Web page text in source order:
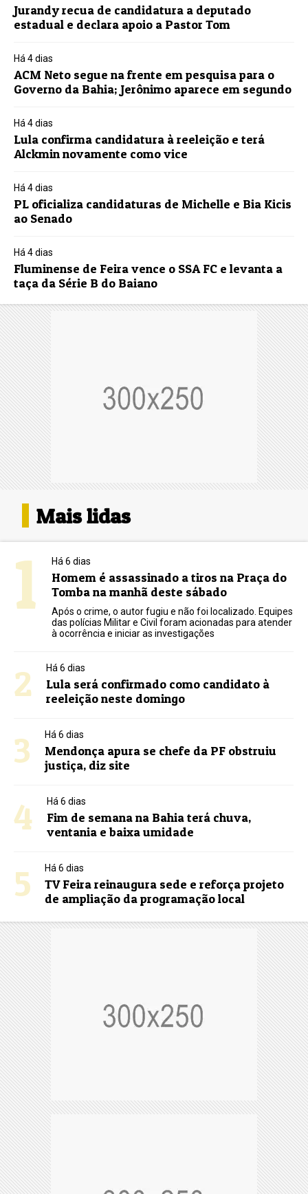
Jurandy recua de candidatura a deputado
estadual e declara apoio a Pastor Tom
Há 4 dias
ACM Neto segue na frente em pesquisa para o
Governo da Bahia; Jerônimo aparece em segundo
Há 4 dias
Lula confirma candidatura à reeleição e terá
Alckmin novamente como vice
Há 4 dias
PL oficializa candidaturas de Michelle e Bia Kicis
ao Senado
Há 4 dias
Fluminense de Feira vence o SSA FC e levanta a
taça da Série B do Baiano
Mais lidas
1 Há 6 dias
Homem é assassinado a tiros na Praça do
Tomba na manhã deste sábado
Após o crime, o autor fugiu e não foi localizado. Equipes
das polícias Militar e Civil foram acionadas para atender
à ocorrência e iniciar as investigações
2 Há 6 dias
Lula será confirmado como candidato à
reeleição neste domingo
3 Há 6 dias
Mendonça apura se chefe da PF obstruiu
justiça, diz site
4 Há 6 dias
Fim de semana na Bahia terá chuva,
ventania e baixa umidade
5 Há 6 dias
TV Feira reinaugura sede e reforça projeto
de ampliação da programação local